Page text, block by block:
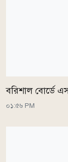
বরিশাল বোর্ডে
০১:৫৬ PM